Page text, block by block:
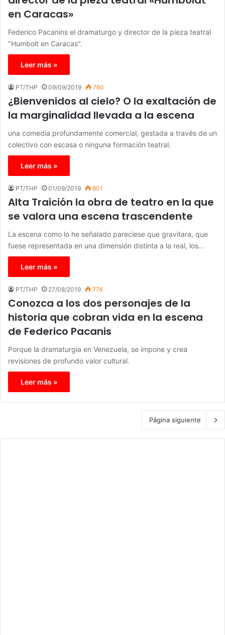
en Caracas»
Federico Pacanins el dramaturgo y director de la pieza teatral
"Humbolt en Caracas".
Leer más »
PT/THP 09/09/2019 760
¿Bienvenidos al cielo? O la exaltación de
la marginalidad llevada a la escena
una comedia profundamente comercial, gestada a través de un
colectivo con escasa o ninguna formación teatral.
Leer más »
PT/THP 01/09/2019 801
Alta Traición la obra de teatro en la que
se valora una escena trascendente
La escena como lo he señalado pareciese que gravitara, que
fuese representada en una dimensión distinta a la real, los…
Leer más »
PT/THP 27/08/2019 774
Conozca a los dos personajes de la
historia que cobran vida en la escena
de Federico Pacanis
Porque la dramaturgia en Venezuela, se impone y crea
revisiones de profundo valor cultural.
Leer más »
Página siguiente